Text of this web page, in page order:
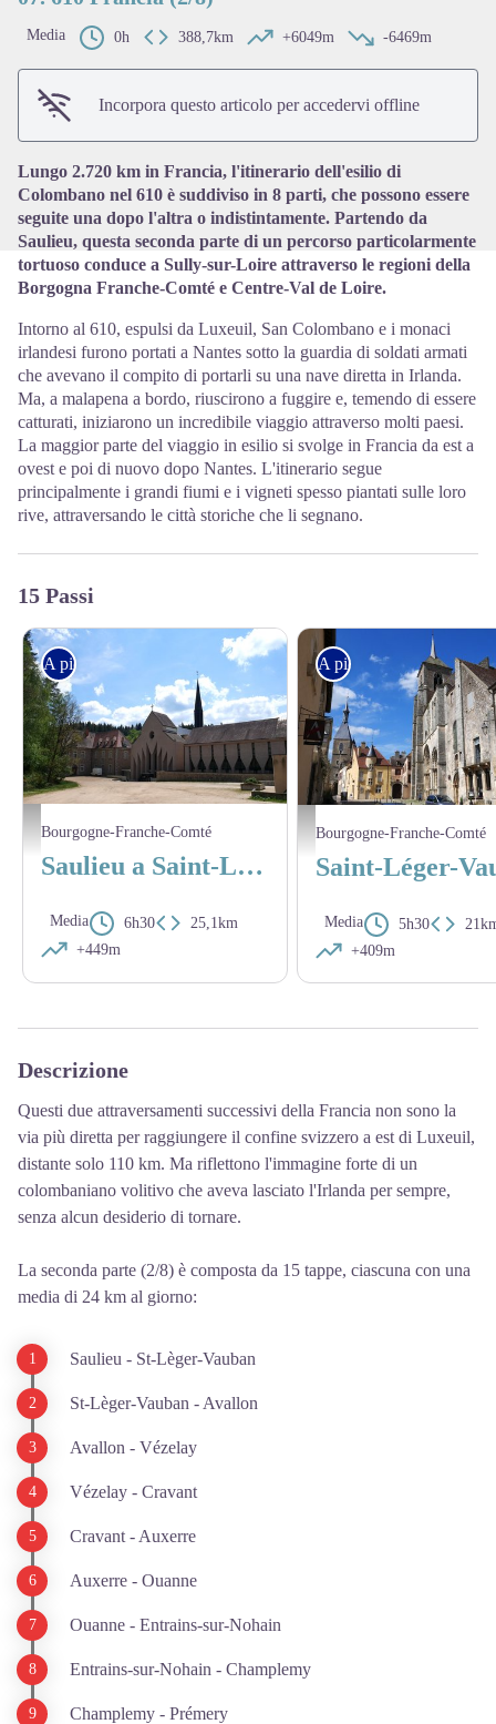
View picture in full screen
Media 0h 388,7km +6049m -6469m
Incorpora questo articolo per accedervi offline
Lungo 2.720 km in Francia, l'itinerario dell'esilio di
Colombano nel 610 è suddiviso in 8 parti, che possono essere
seguite una dopo l'altra o indistintamente. Partendo da
Saulieu, questa seconda parte di un percorso particolarmente
tortuoso conduce a Sully-sur-Loire attraverso le regioni della
Borgogna Franche-Comté e Centre-Val de Loire.
Intorno al 610, espulsi da Luxeuil, San Colombano e i monaci
irlandesi furono portati a Nantes sotto la guardia di soldati armati
che avevano il compito di portarli su una nave diretta in Irlanda.
Ma, a malapena a bordo, riuscirono a fuggire e, temendo di essere
catturati, iniziarono un incredibile viaggio attraverso molti paesi.
La maggior parte del viaggio in esilio si svolge in Francia da est a
ovest e poi di nuovo dopo Nantes. L'itinerario segue
principalmente i grandi fiumi e i vigneti spesso piantati sulle loro
rive, attraversando le città storiche che li segnano.
15 Passi
Abbaye Sainte-Marie de la Pierre Qui Vire - Amis saint Colomban
A piedi
Bourgogne-Franche-Comté
Saulieu a Saint-Léger-Vauban
Media 6h30
25,1km
+449m
Façade de l’église Saint-Lazare
A piedi
Bourgogne-Franche-Comté
Media 5h30
+409m
Descrizione
Questi due attraversamenti successivi della Francia non sono la
via più diretta per raggiungere il confine svizzero a est di Luxeuil,
distante solo 110 km. Ma riflettono l'immagine forte di un
colombaniano volitivo che aveva lasciato l'Irlanda per sempre,
senza alcun desiderio di tornare.
La seconda parte (2/8) è composta da 15 tappe, ciascuna con una
media di 24 km al giorno:
Saulieu - St-Lèger-Vauban
St-Lèger-Vauban - Avallon
Avallon - Vézelay
Vézelay - Cravant
Cravant - Auxerre
Auxerre - Ouanne
Ouanne - Entrains-sur-Nohain
Entrains-sur-Nohain - Champlemy
Champlemy - Prémery